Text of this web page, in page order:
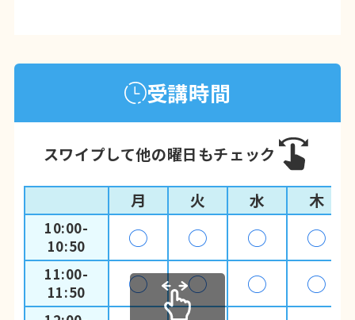
受講時間
スワイプして他の曜日もチェック
月 火 水 木
10:00-
10:50
◯ ◯ ◯ ◯
11:00-
11:50
◯ ◯ ◯ ◯